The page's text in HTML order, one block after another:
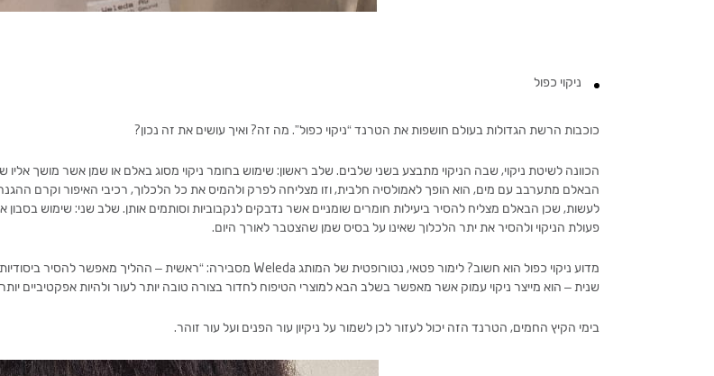
ניקוי כפול
כוכבות הרשת הגדולות בעולם חושפות את הטרנד “ניקוי כפול”. מה זה? ואיך עושים את זה נכון?
הכוונה לשיטת ניקוי, שבה הניקוי מתבצע בשני שלבים. שלב ראשון: שימוש בחומר ניקוי מסוג באלם או שמן אשר מושך
הבאלם מתערבב עם מים, הוא הופך לאמולסיה חלבית, וזו מצליחה לפרק ולהמיס את כל הלכלוך, רכיבי האיפור וקרם ההגנה
לעשות, שכן הבאלם מצליח להסיר ביעילות חומרים שומניים אשר נדבקים לנקבוביות וסותמים אותן. שלב שני: שימוש
פעולת הניקוי ולהסיר את יתר הלכלוך שאינו על בסיס שמן שהצטבר לאורך היום.
מדוע ניקוי כפול הוא חשוב? לימור פטאי, נטורופטית של המותג Weleda מסבירה: “ראשית – ההליך מאפשר להסיר
שנית – הוא מייצר ניקוי עמוק אשר מאפשר בשלב הבא למוצרי הטיפוח לחדור בצורה טובה יותר לעור ולהיות אפקטיביים
בימי הקיץ החמים, הטרנד הזה יכול לעזור לכן לשמור על ניקיון עור הפנים ועל עור זוהר.